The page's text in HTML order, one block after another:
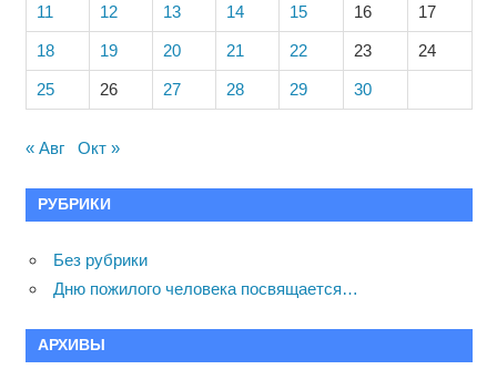
11 12 13 14 15 16 17
18 19 20 21 22 23 24
25 26 27 28 29 30
« Авг Окт »
РУБРИКИ
Без рубрики
Дню пожилого человека посвящается…
АРХИВЫ